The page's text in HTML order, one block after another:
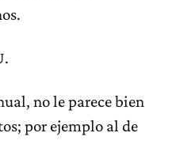
no le parece bien
por ejemplo al de